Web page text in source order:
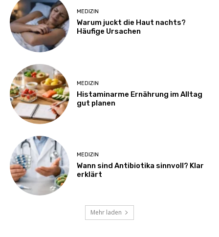
MEDIZIN
Warum juckt die Haut nachts?
Häufige Ursachen
MEDIZIN
Histaminarme Ernährung im Alltag
gut planen
MEDIZIN
Wann sind Antibiotika sinnvoll? Klar
erklärt
Mehr laden